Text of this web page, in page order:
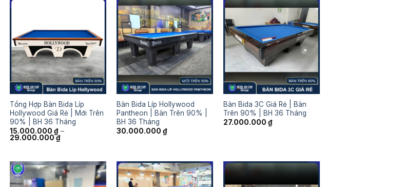
Tổng Hợp Bàn Bida Líp
Hollywood Giá Rẻ | Mới Trên
90% | BH 36 Tháng
15.000.000 ₫ –
29.000.000₫Khoảng
giá:
đến
29.000.000 ₫
Bàn Bida Líp Hollywood
Pantheon | Bàn Trên 90% |
BH 36 Tháng
30.000.000 ₫
Bàn Bida 3C Giá Rẻ | Bàn
Trên 90% | BH 36 Tháng
27.000.000 ₫